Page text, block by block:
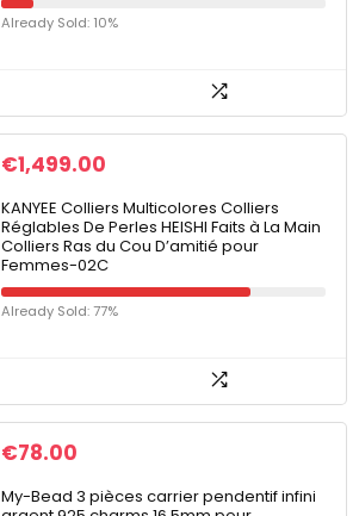
Already Sold: 10%
€1,499.00
KANYEE Colliers Multicolores Colliers
Réglables De Perles HEISHI Faits à La Main
Colliers Ras du Cou D’amitié pour
Femmes-02C
Already Sold: 77%
€78.00
My-Bead 3 pièces carrier pendentif infini